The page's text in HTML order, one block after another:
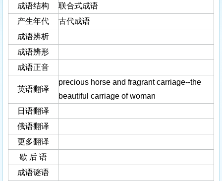
成语结构
联合式成语
产生年代
古代成语
成语辨析
成语辨形
成语正音
英语翻译
precious horse and fragrant carriage--the
beautiful carriage of woman
日语翻译
俄语翻译
更多翻译
歇 后 语
成语谜语